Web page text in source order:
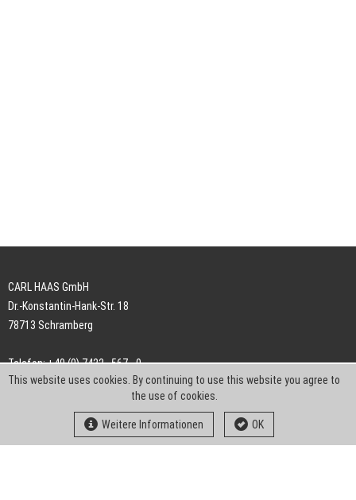
CARL HAAS GmbH
Dr.-Konstantin-Hank-Str. 18
78713 Schramberg
Telefon: +49 (0) 7422 . 567 - 0
Telefax: +49 (0) 7422 . 567 - 239
info-ch@kern-liebers.com
This website uses cookies. By continuing to use this website you agree to
the use of cookies.
Weitere Informationen OK